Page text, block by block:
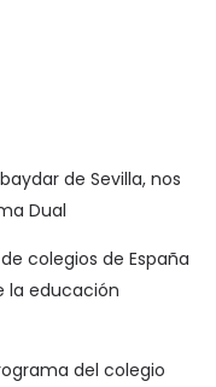
de Sevilla, nos
Dual
colegios de España
la educación
del colegio